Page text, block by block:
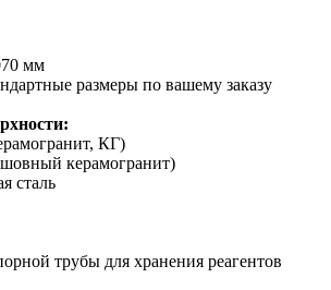
мм
размеры по вашему заказу
КГ)
керамогранит)
сталь
трубы для хранения реагентов